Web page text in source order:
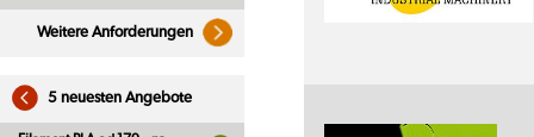
Weitere Anforderungen
5 neuesten Angebote